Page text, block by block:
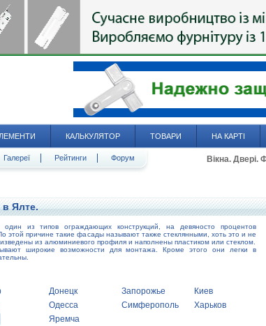
КАЛЬКУЛЯТОР ТОВАРИ НА КАРТІ
Галереї Рейтинги Форум Вікна. Двері.
Ялте.
из типов ограждающих конструкций, на девяносто процентов
этой причине такие фасады называют также стеклянными, хоть это и не
из алюминиевого профиля и наполнены пластиком или стеклом.
широкие возможности для монтажа. Кроме этого они легки в
Донецк Запорожье
Киев
Одесса Симферополь
Харьков
Яремча